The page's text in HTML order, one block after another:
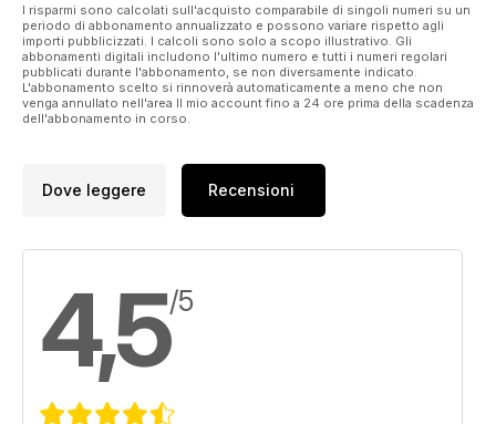
I risparmi sono calcolati sull'acquisto comparabile di singoli numeri su un
periodo di abbonamento annualizzato e possono variare rispetto agli
importi pubblicizzati. I calcoli sono solo a scopo illustrativo. Gli
abbonamenti digitali includono l'ultimo numero e tutti i numeri regolari
pubblicati durante l'abbonamento, se non diversamente indicato.
L'abbonamento scelto si rinnoverà automaticamente a meno che non
venga annullato nell'area Il mio account fino a 24 ore prima della scadenza
dell'abbonamento in corso.
Dove leggere Recensioni
4,5/5